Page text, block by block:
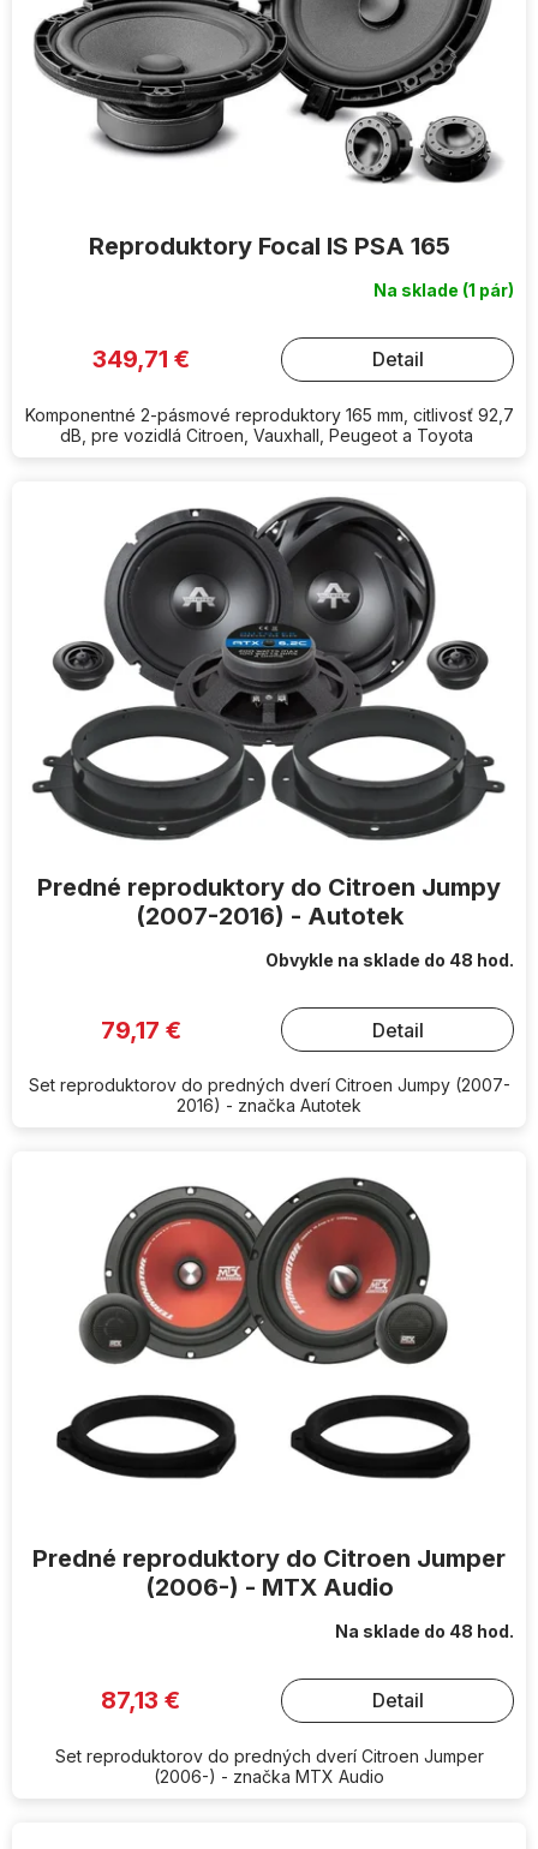
Reproduktory Focal IS PSA 165
Na sklade (1 pár)
349,71 € Detail
Komponentné 2-pásmové reproduktory 165 mm, citlivosť 92,7
dB, pre vozidlá Citroen, Vauxhall, Peugeot a Toyota
Predné reproduktory do Citroen Jumpy
(2007-2016) - Autotek
Obvykle na sklade do 48 hod.
79,17 € Detail
Set reproduktorov do predných dverí Citroen Jumpy (2007-
2016) - značka Autotek
Predné reproduktory do Citroen Jumper
(2006-) - MTX Audio
Na sklade do 48 hod.
87,13 € Detail
Set reproduktorov do predných dverí Citroen Jumper
(2006-) - značka MTX Audio